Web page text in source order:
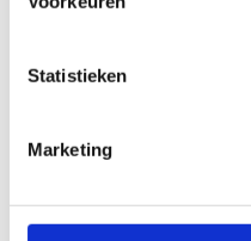
Statistieken
Marketing
licht